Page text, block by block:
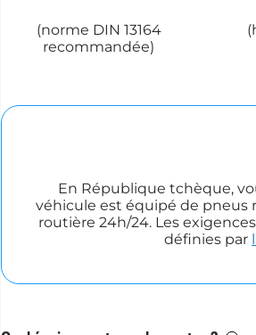
(norme DIN 13164
recommandée)
En République tchèque,
véhicule est équipé de pneus
routière 24h/24. Les
définies par